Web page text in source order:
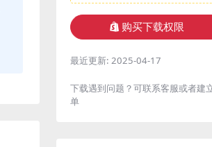
购买下载权限
最近更新: 2025-04-17
下载遇到问题？可联系客服或者建
单